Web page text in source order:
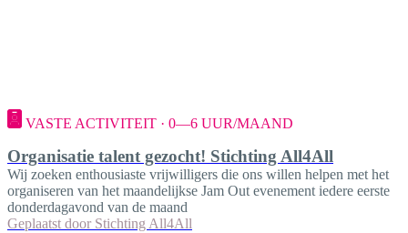
VASTE ACTIVITEIT · 0—6 UUR/MAAND
Organisatie talent gezocht! Stichting All4All
Wij zoeken enthousiaste vrijwilligers die ons willen helpen met het
organiseren van het maandelijkse Jam Out evenement iedere eerste
donderdagavond van de maand
Geplaatst door Stichting All4All